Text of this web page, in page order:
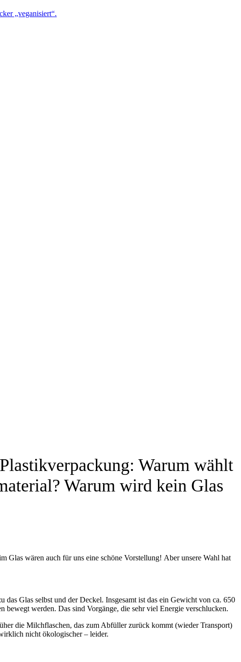
„veganisiert“.
Warum wählt
Warum wird kein Glas
Glas wären auch für uns eine schöne Vorstellung! Aber unsere Wahl hat
Glas selbst und der Deckel. Insgesamt ist das ein Gewicht von ca. 650
werden. Das sind Vorgänge, die sehr viel Energie verschlucken.
die Milchflaschen, das zum Abfüller zurück kommt (wieder Transport)
nicht ökologischer – leider.